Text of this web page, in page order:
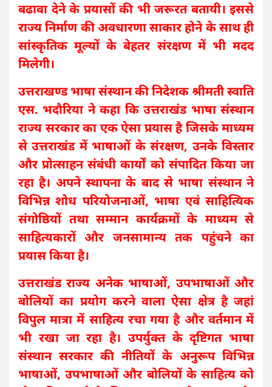
बढावा देने के प्रयासों की भी जरूरत बतायी। इससे
राज्य निर्माण की अवधारणा साकार होने के साथ ही
सांस्कृतिक मूल्यों के बेहतर संरक्षण में भी मदद
मिलेगी।
उत्तराखण्ड भाषा संस्थान की निदेशक श्रीमती स्वाति
एस. भदौरिया ने कहा कि उत्तराखंड भाषा संस्थान
राज्य सरकार का एक ऐसा प्रयास है जिसके माध्यम
से उत्तराखंड में भाषाओं के संरक्षण, उनके विस्तार
और प्रोत्साहन संबंधी कार्यों को संपादित किया जा
रहा है। अपने स्थापना के बाद से भाषा संस्थान ने
विभिन्न शोध परियोजनाओं, भाषा एवं साहित्यिक
संगोष्ठियों तथा सम्मान कार्यक्रमों के माध्यम से
साहित्यकारों और जनसामान्य तक पहुंचने का
प्रयास किया है।
उत्तराखंड राज्य अनेक भाषाओं, उपभाषाओं और
बोलियों का प्रयोग करने वाला ऐसा क्षेत्र है जहां
विपुल मात्रा में साहित्य रचा गया है और वर्तमान में
भी रखा जा रहा है। उपर्युक्त के दृष्टिगत भाषा
संस्थान सरकार की नीतियों के अनुरूप विभिन्न
भाषाओं, उपभाषाओं और बोलियों के साहित्य को